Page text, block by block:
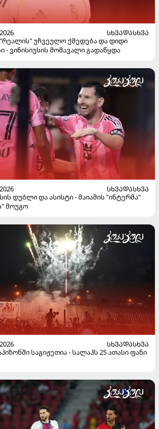
ᲡᲮᲕᲐᲓᲐᲡᲮᲕᲐ
უჩვეულო ქმედება და დიდი
- ვინისიუსის მომავალი გადაწყდა
ᲡᲮᲕᲐᲓᲐᲡᲮᲕᲐ
დუბლი და ასისტი - მაიამის "ინტერმა"
მოუგო
ᲡᲮᲕᲐᲓᲐᲡᲮᲕᲐ
საგიჟეთია - სალაჰს 25 ათასი ფანი